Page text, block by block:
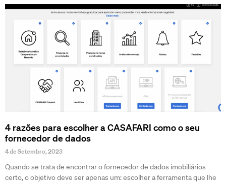
4 razões para escolher a CASAFARI como o seu
fornecedor de dados
4 de Setembro, 2023
Quando se trata de encontrar o fornecedor de dados imobiliários
certo, o objetivo deve ser apenas um: escolher a ferramenta que lhe